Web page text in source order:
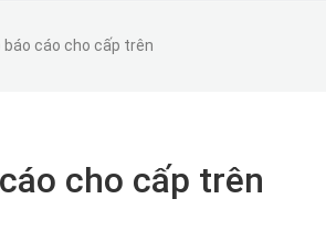
cáo cho cấp trên
cho cấp trên